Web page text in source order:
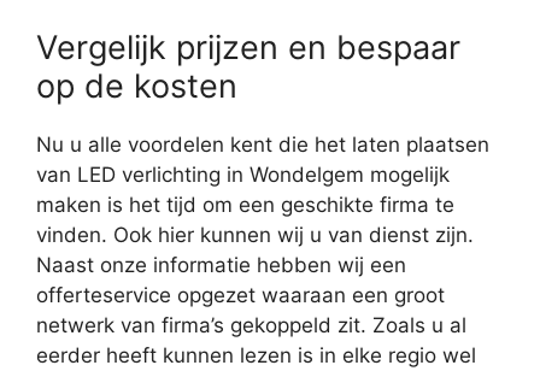
Vergelijk prijzen en bespaar
op de kosten
Nu u alle voordelen kent die het laten plaatsen
van LED verlichting in Wondelgem mogelijk
maken is het tijd om een geschikte firma te
vinden. Ook hier kunnen wij u van dienst zijn.
Naast onze informatie hebben wij een
offerteservice opgezet waaraan een groot
netwerk van firma’s gekoppeld zit. Zoals u al
eerder heeft kunnen lezen is in elke regio wel